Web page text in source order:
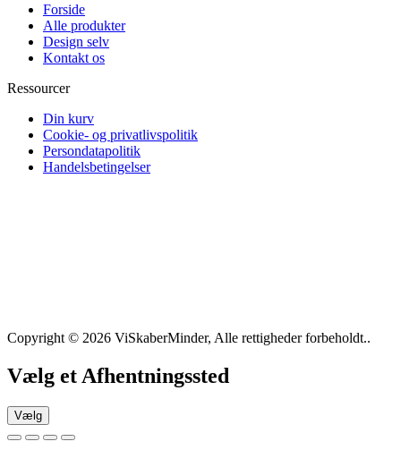
Forside
Alle produkter
Design selv
Kontakt os
Ressourcer
Din kurv
Cookie- og privatlivspolitik
Persondatapolitik
Handelsbetingelser
Copyright © 2026 ViSkaberMinder, Alle rettigheder forbeholdt..
Vælg et Afhentningssted
Vælg